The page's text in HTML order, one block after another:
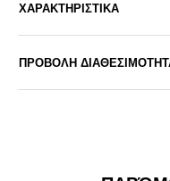
ΧΑΡΑΚΤΗΡΙΣΤΙΚΑ
ΠΡΟΒΟΛΗ